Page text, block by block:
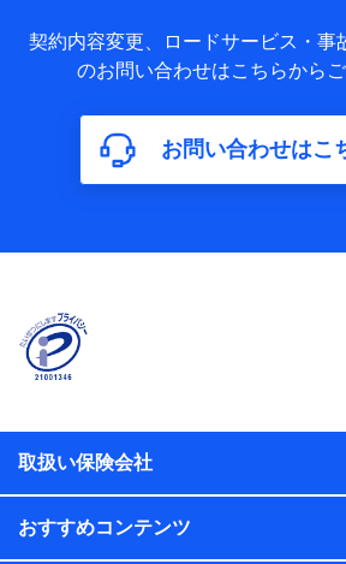
ー登録受付時に提供いただいた情報（氏
日、性別、保険契約者と被保険者の関
保険商品の内容、保険料、保険料のお
ペットの種類や年齢など）及びお客様
に提示した比較見積の試算結果情報、
した際のメール内容や送信履歴の情報
を提供した際のメール内容や送信履歴
当社または株式会社NTTドコモ・フィ
契約者と被保険者の関係、保険加入の目
容、保険料、保険料のお支払方法、車の
などの情報、建物の構造や築年数などの
【共同して利用する者の範囲】
当社
契約内容変更、ロードサービス・事
のお問い合わせはこちらからご
お問い合わせはこ
取扱い保険会社
おすすめコンテンツ